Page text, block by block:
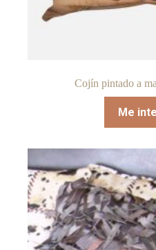
Cojín pintado a
Me